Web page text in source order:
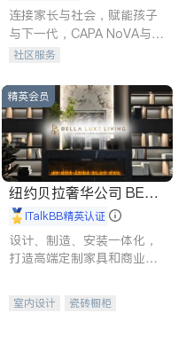
连接家长与社会，赋能孩子
与下一代，CAPA NoVA与您
携手建设包容、公平、充满
社区服务
精英会员
纽约贝拉奢华公司 BELL
A LUXE
iTalkBB精英认证
设计、制造、安装一体化，
打造高端定制家具和商业空
室内设计
瓷砖橱柜